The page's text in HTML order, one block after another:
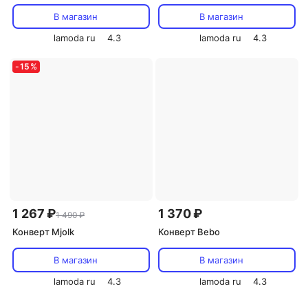
В магазин
lamoda ru
4.3
В магазин
lamoda ru
4.3
-15 %
1 267 ₽1 490 ₽
Конверт Mjolk
В магазин
lamoda ru
4.3
1 370 ₽
Конверт Bebo
В магазин
lamoda ru
4.3